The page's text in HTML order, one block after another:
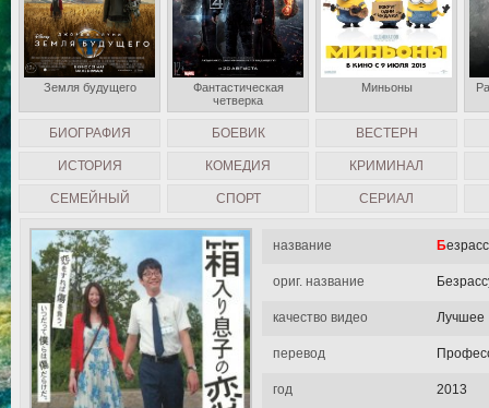
название
ориг. название
качество видео Лучшее
перевод
год 2013
БИОГРАФИЯ БОЕВИК ВЕСТЕРН
ИСТОРИЯ КОМЕДИЯ КРИМИНАЛ
СЕМЕЙНЫЙ СПОРТ СЕРИАЛ
Земля будущего
Фантастическая
четверка
Миньоны